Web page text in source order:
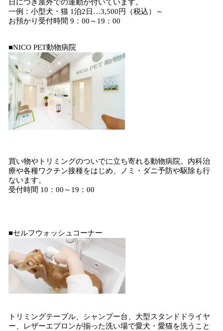
日につき屋外での運動が付いています。
一例：小型犬・猫 1泊2日…3,500円（税込）～
お預かり受付時間 9：00～19：00
■NICO PET動物病院
買い物やトリミングのついでに立ち寄れる動物病院。内科治
療や各種ワクチン接種をはじめ、ノミ・ダニ予防や駆除も行
ないます。
受付時間 10：00～19：00
■セルフウォッシュコーナー
トリミングテーブル、シャンプー台、大型スタンドドライヤ
ー、レザーエプロンが揃った洗い場で愛犬・愛猫を洗うこと